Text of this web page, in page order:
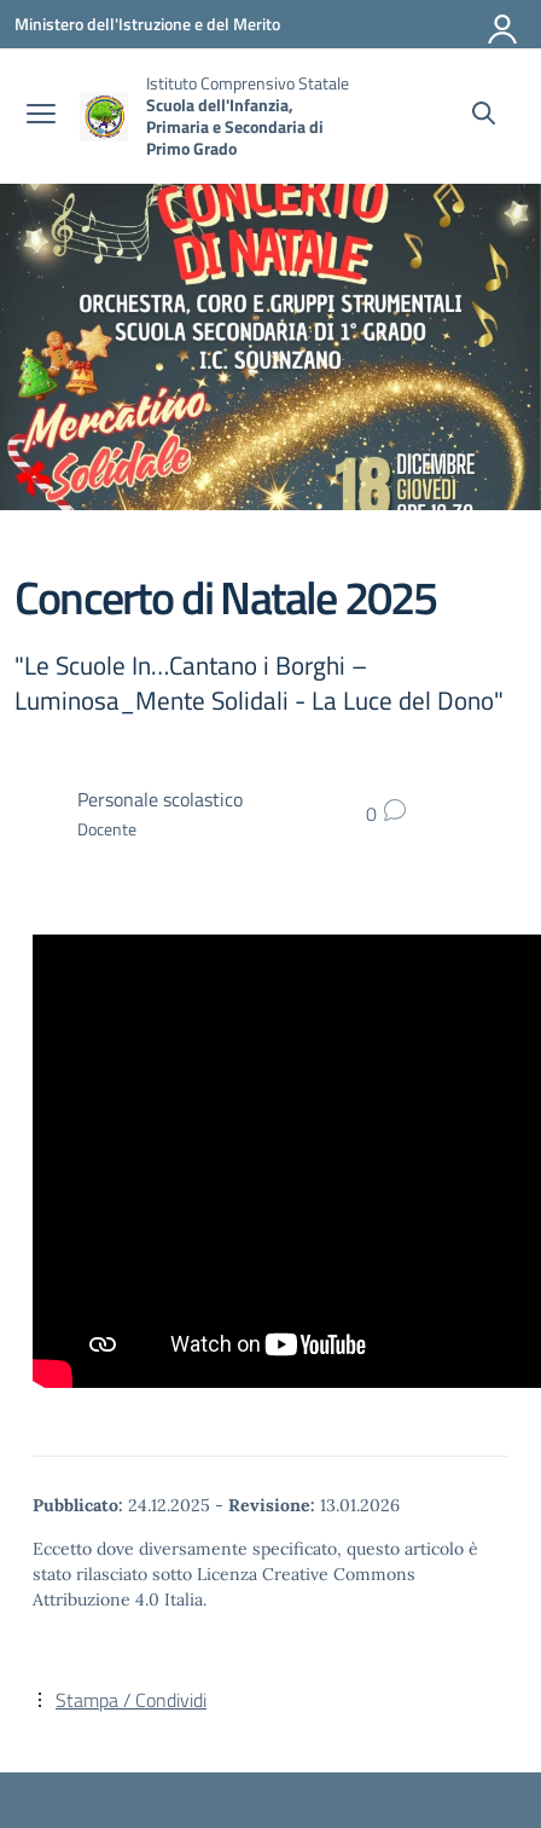
Vai ai contenuti
Vai al menu di navigazione
Vai al footer
Ministero dell'Istruzione e del Merito
Istituto Comprensivo Statale
Scuola dell'Infanzia,
Primaria e Secondaria di
Primo Grado
Concerto di Natale 2025
"Le Scuole In…Cantano i Borghi –
Luminosa_Mente Solidali - La Luce del Dono"
Personale scolastico
Docente 0
Pubblicato: 24.12.2025 - Revisione: 13.01.2026
Eccetto dove diversamente specificato, questo articolo è
stato rilasciato sotto Licenza Creative Commons
Attribuzione 4.0 Italia.
Stampa / Condividi